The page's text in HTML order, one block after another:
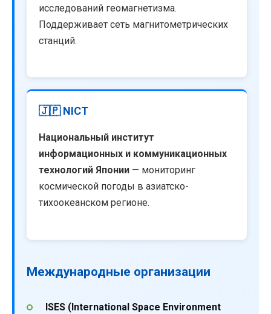
исследований геомагнетизма.
Поддерживает сеть магнитометрических
станций.
🇯🇵 NICT
Национальный институт
информационных и коммуникационных
технологий Японии — мониторинг
космической погоды в азиатско-
тихоокеанском регионе.
Международные организации
ISES (International Space Environment